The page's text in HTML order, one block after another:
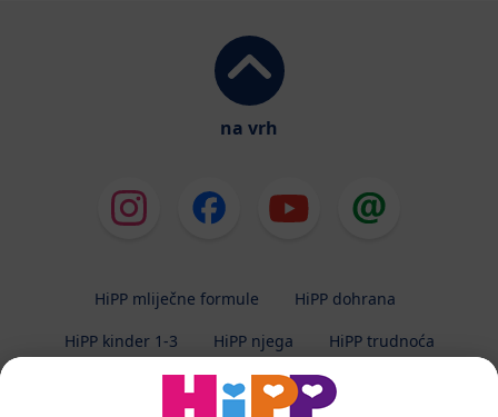
na vrh
HiPP mliječne formule
HiPP dohrana
HiPP kinder 1-3
HiPP njega HiPP trudnoća
Zaštita privatnosti Uvjeti korištenja